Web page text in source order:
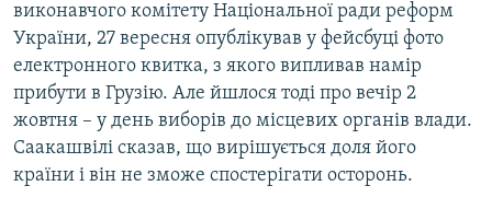
виконавчого комітету Національної ради реформ
України, 27 вересня опублікував у фейсбуці фото
електронного квитка, з якого випливав намір
прибути в Грузію. Але йшлося тоді про вечір 2
жовтня – у день виборів до місцевих органів влади.
Саакашвілі сказав, що вирішується доля його
країни і він не зможе спостерігати осторонь.